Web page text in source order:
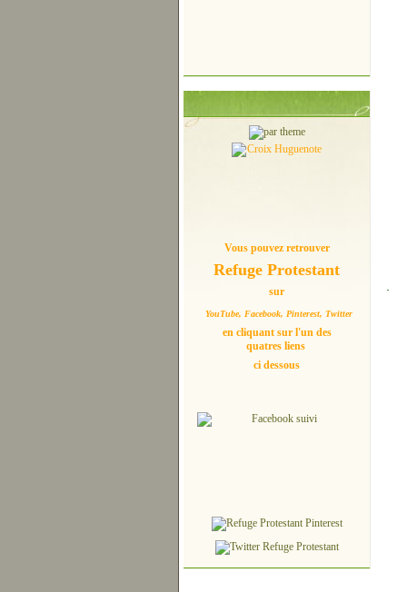
Vous pouvez retrouver
Refuge Protestant
sur
YouTube, Facebook, Pinterest, Twitter
en cliquant sur l'un des
quatres liens
ci dessous